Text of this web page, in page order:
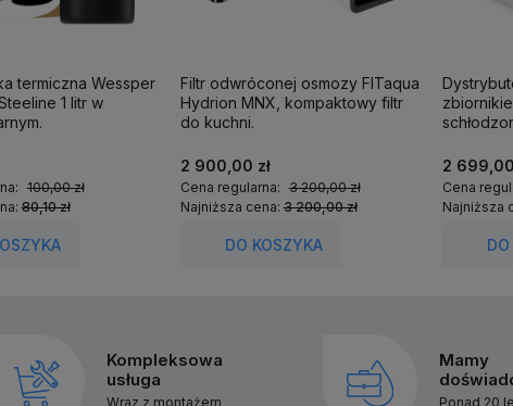
termiczna Wessper
1 litr w
100,00 zł
80,10 zł
Filtr odwróconej osmozy FITaqua
Hydrion MNX, kompaktowy filtr
do kuchni.
2 900,00 zł
Cena regularna: 3 200,00 zł
Najniższa cena:3 200,00 zł
DO KOSZYKA
2 699,00
Cena
Najniższa
Kompleksowa
usługa
Wraz z montażem
Mamy
Ponad 20